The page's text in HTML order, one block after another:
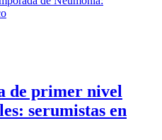
de primer nivel
serumistas en